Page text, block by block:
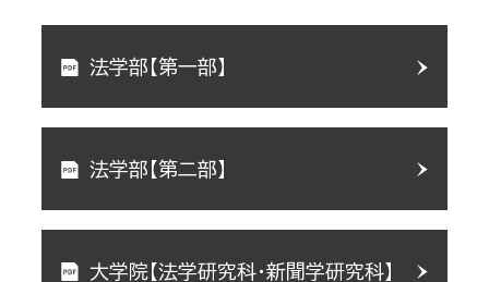
法学部【第一部】
法学部【第二部】
大学院【法学研究科・新聞学研究科】